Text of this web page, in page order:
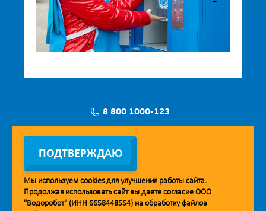
8 800 1000-123
Заявка на установку
Мобильное приложение Vodorobot
ПОДТВЕРЖДАЮ
Мы используем cookiesдля улучшения работы сайта.
Продолжая использовать сайт вы даете согласие ООО
"Водоробот" (ИНН 6658448554) на обработку файлов